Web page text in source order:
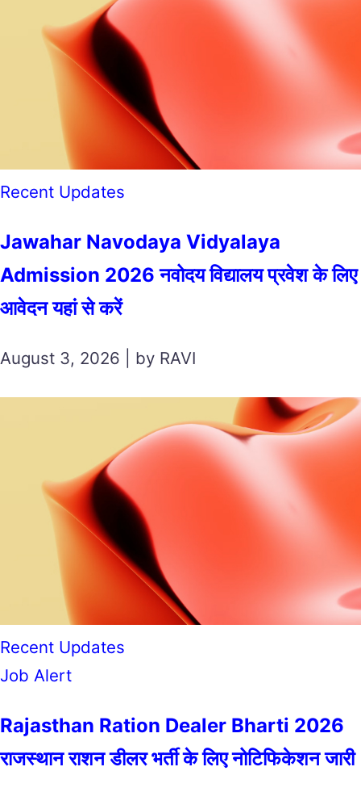
Recent Updates
Jawahar Navodaya Vidyalaya
Admission 2026 नवोदय विद्यालय प्रवेश के लिए
आवेदन यहां से करें
August 3, 2026 | by RAVI
Recent Updates
Job Alert
Rajasthan Ration Dealer Bharti 2026
राजस्थान राशन डीलर भर्ती के लिए नोटिफिकेशन जारी